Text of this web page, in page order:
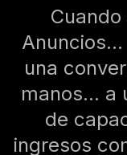
una
manos... a
de
ingresos